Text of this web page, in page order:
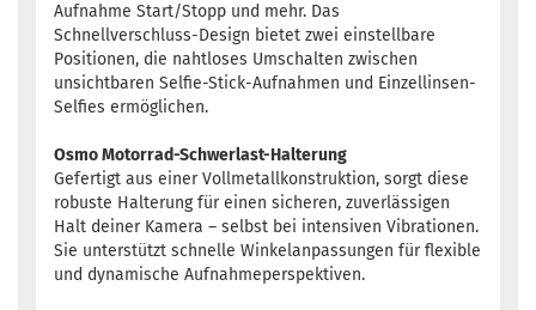
Aufnahme Start/Stopp und mehr. Das
Schnellverschluss-Design bietet zwei einstellbare
Positionen, die nahtloses Umschalten zwischen
unsichtbaren Selfie-Stick-Aufnahmen und Einzellinsen-
Selfies ermöglichen.
Osmo Motorrad-Schwerlast-Halterung
Gefertigt aus einer Vollmetallkonstruktion, sorgt diese
robuste Halterung für einen sicheren, zuverlässigen
Halt deiner Kamera – selbst bei intensiven Vibrationen.
Sie unterstützt schnelle Winkelanpassungen für flexible
und dynamische Aufnahmeperspektiven.